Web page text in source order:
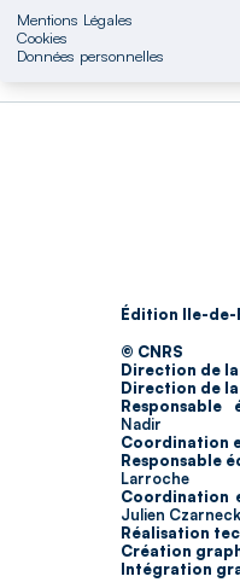
Mentions Légales
Cookies
Données personnelles
Édition Ile-de-
© CNRS
Direction de
Direction de
Nadir
Coordination
Responsable
Larroche
Coordination
Julien
Réalisation
Création
Intégration